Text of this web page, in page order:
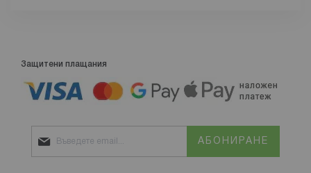
Защитени плащания
АБОНИРАНЕ